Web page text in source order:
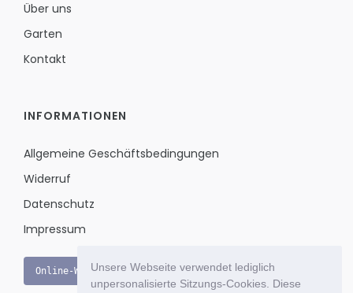
Unsere Webseite verwendet lediglich
unpersonalisierte Sitzungs-Cookies. Diese
Über uns
Garten
Kontakt
INFORMATIONEN
Allgemeine Geschäftsbedingungen
Widerruf
Datenschutz
Impressum
Online-Widerruf